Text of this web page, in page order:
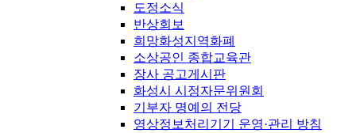
도정소식
반상회보
희망화성지역화폐
소상공인 종합교육관
장사 공고게시판
화성시 시정자문위원회
기부자 명예의 전당
영상정보처리기기 운영·관리 방침